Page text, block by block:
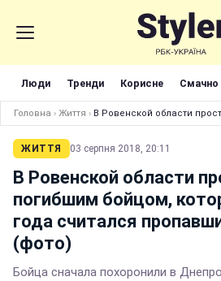
Люди Тренди Корисне Смачно
Головна › Життя › В Ровенской области
ЖИТТЯ 03 серпня 2018, 20:11
В Ровенской области
погибшим бойцом,
года считался
(фото)
Бойца сначала похоронили в